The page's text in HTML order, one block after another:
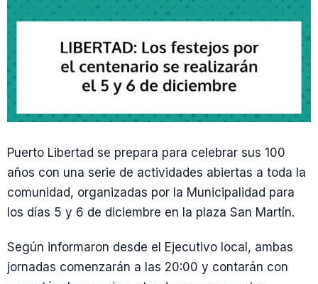
Puerto Libertad se prepara para celebrar sus 100
años con una serie de actividades abiertas a toda la
comunidad, organizadas por la Municipalidad para
los días 5 y 6 de diciembre en la plaza San Martín.
Según informaron desde el Ejecutivo local, ambas
jornadas comenzarán a las 20:00 y contarán con